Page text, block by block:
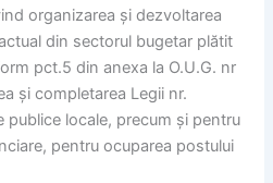
organizarea și dezvoltarea
din sectorul bugetar plătit
pct.5 din anexa la O.U.G. nr
și completarea Legii nr.
locale, precum și pentru
pentru ocuparea postului